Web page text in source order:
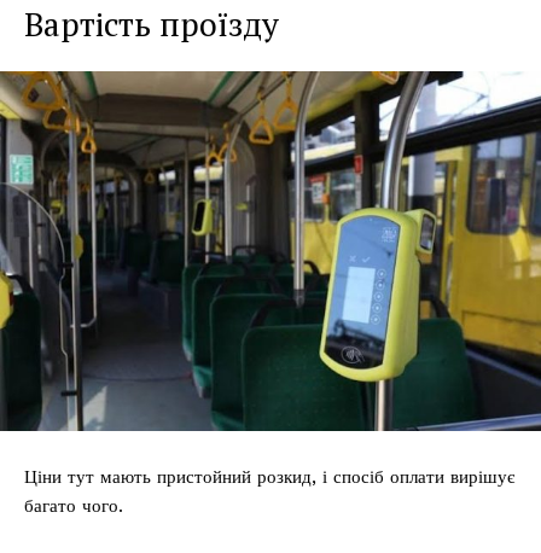
Вартість проїзду
Ціни тут мають пристойний розкид, і спосіб оплати вирішує
багато чого.